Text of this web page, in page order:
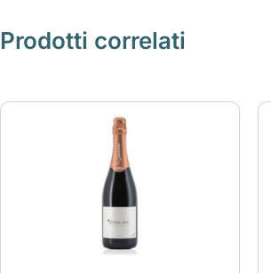
Prodotti correlati